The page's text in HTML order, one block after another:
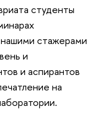
студенты
нашими стажерами
и
и аспирантов
на